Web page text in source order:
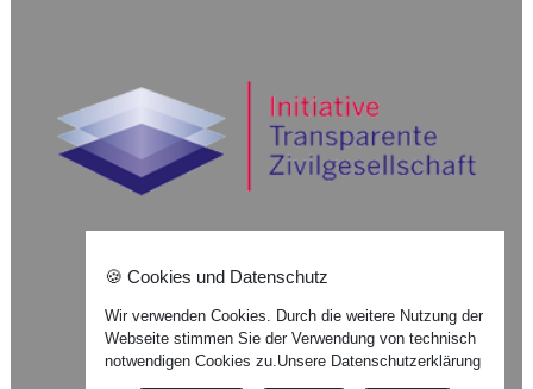
Impressum
🍪 Cookies und Datenschutz
Wir verwenden Cookies. Durch die weitere Nutzung der
Webseite stimmen Sie der Verwendung von technisch
notwendigen Cookies zu.Unsere Datenschutzerklärung